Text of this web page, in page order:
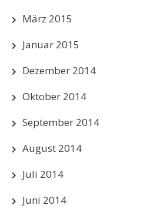
März 2015
Januar 2015
Dezember 2014
Oktober 2014
September 2014
August 2014
Juli 2014
Juni 2014